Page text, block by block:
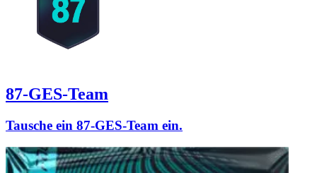
87-GES-Team
Tausche ein 87-GES-Team ein.